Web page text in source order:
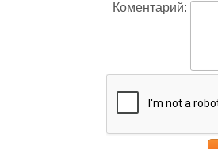
Коментарий: